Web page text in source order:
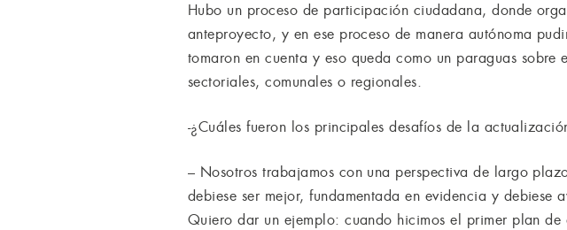
Hubo un proceso de participación ciudadana, donde
anteproyecto, y en ese proceso de manera autónoma
tomaron en cuenta y eso queda como un paraguas
sectoriales, comunales o regionales.
-¿Cuáles fueron los principales desafíos de la
– Nosotros trabajamos con una perspectiva de largo
debiese ser mejor, fundamentada en evidencia y debiese
Quiero dar un ejemplo: cuando hicimos el primer plan